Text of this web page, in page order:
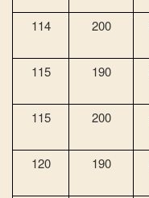
114 200
115 190
115 200
120 190